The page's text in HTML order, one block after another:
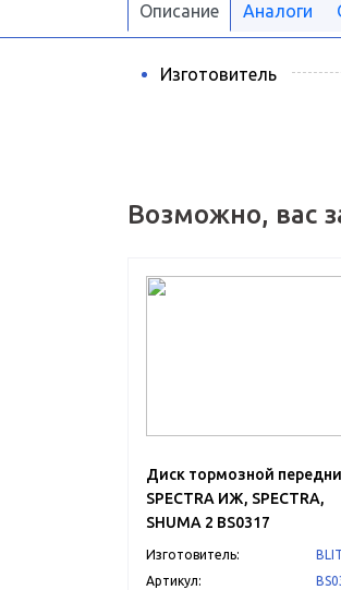
Описание Аналоги
Изготовитель
Возможно, вас
Диск тормозной
SPECTRA ИЖ, SPECTRA,
SHUMA 2 BS0317
Изготовитель:
Артикул: